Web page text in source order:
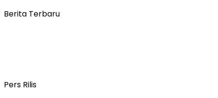
Berita Terbaru
Pers Rilis